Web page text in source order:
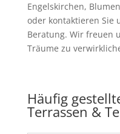
Engelskirchen,
oder kontaktieren Sie
Beratung. Wir freuen
Träume zu
Häufig
Terrassen &